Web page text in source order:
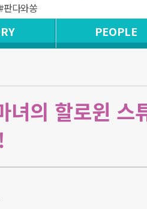
판다와쏭
PEOPLE
녀의 할로윈 스